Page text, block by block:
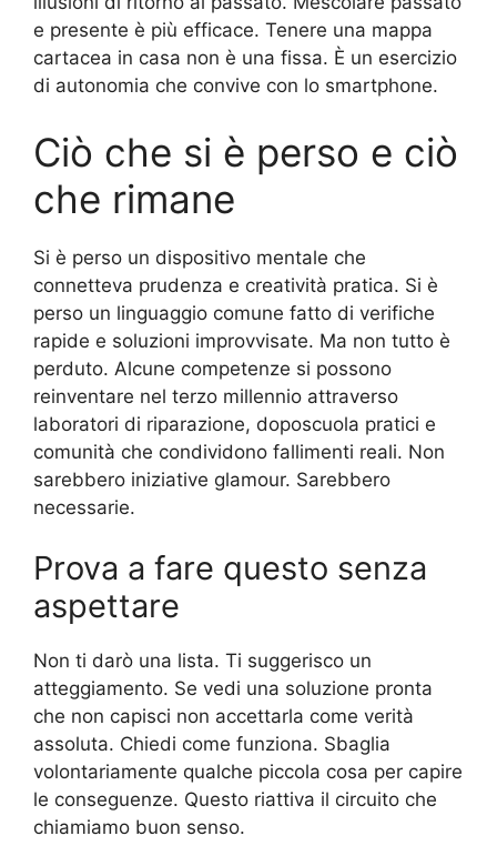
e presente è più efficace. Tenere una mappa
cartacea in casa non è una fissa. È un esercizio
di autonomia che convive con lo smartphone.
Ciò che si è perso e ciò
che rimane
Si è perso un dispositivo mentale che
connetteva prudenza e creatività pratica. Si è
perso un linguaggio comune fatto di verifiche
rapide e soluzioni improvvisate. Ma non tutto è
perduto. Alcune competenze si possono
reinventare nel terzo millennio attraverso
laboratori di riparazione, doposcuola pratici e
comunità che condividono fallimenti reali. Non
sarebbero iniziative glamour. Sarebbero
necessarie.
Prova a fare questo senza
aspettare
Non ti darò una lista. Ti suggerisco un
atteggiamento. Se vedi una soluzione pronta
che non capisci non accettarla come verità
assoluta. Chiedi come funziona. Sbaglia
volontariamente qualche piccola cosa per capire
le conseguenze. Questo riattiva il circuito che
chiamiamo buon senso.